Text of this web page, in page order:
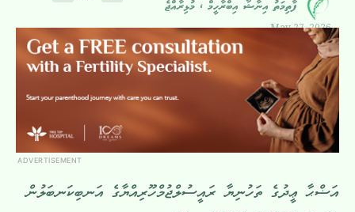
ފާތިމަތު އިނާޝާ އިބްރާހީމް ، މުޅިރާއްޖެ
May 27, 2026
ADVERTISEMENT
އަޟްޙާ ޢީދުގެ ތަހުނިޔާ ރައީސުލްޖުމްހޫރިއްޔާގެ އަނބިކަނބަލުން